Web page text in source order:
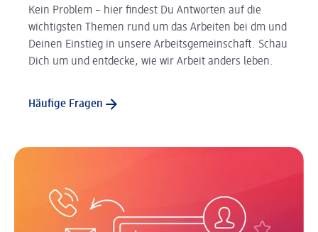
Kein Problem – hier findest Du Antworten auf die
wichtigsten Themen rund um das Arbeiten bei dm und
Deinen Einstieg in unsere Arbeitsgemeinschaft. Schau
Dich um und entdecke, wie wir Arbeit anders leben.
Häufige Fragen